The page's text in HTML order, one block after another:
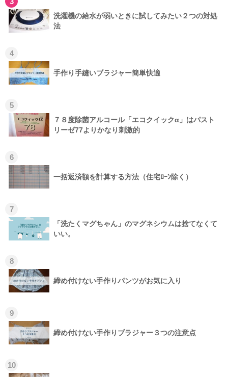
洗濯機の給水が弱いときに試してみたい２つの対処
法
4
手作り手縫いブラジャー簡単快適
5
７８度除菌アルコール「エコクイックα」はパスト
リーゼ77よりかなり刺激的
6
一括返済額を計算する方法（住宅ﾛｰﾝ除く）
7
「洗たくマグちゃん」のマグネシウムは捨てなくて
いい。
8
締め付けない手作りパンツがお気に入り
9
締め付けない手作りブラジャー３つの注意点
10